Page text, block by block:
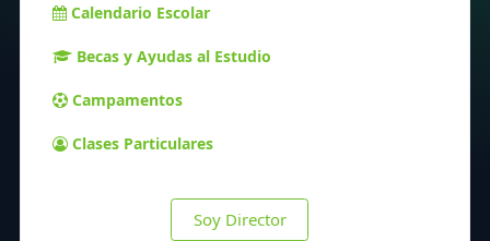
Calendario Escolar
Becas y Ayudas al Estudio
Campamentos
Clases Particulares
Soy Director